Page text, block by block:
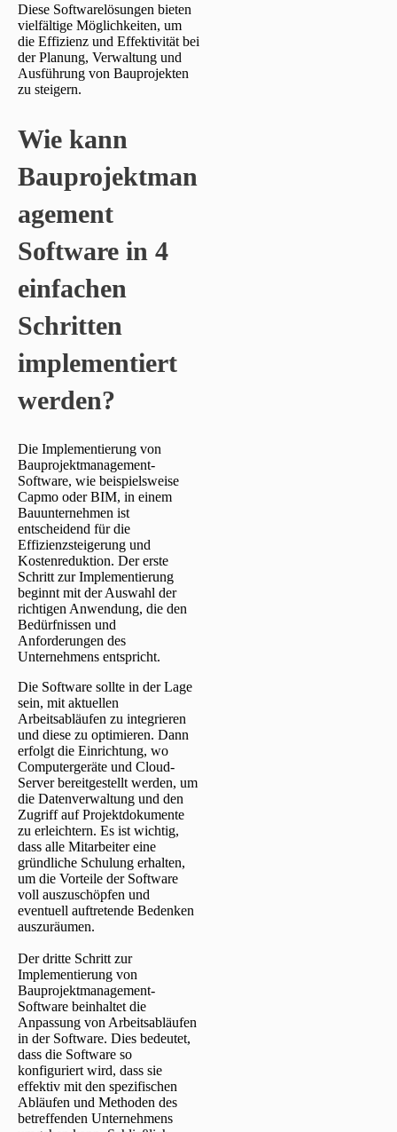
Diese Softwarelösungen bieten
vielfältige Möglichkeiten, um
die Effizienz und Effektivität bei
der Planung, Verwaltung und
Ausführung von Bauprojekten
zu steigern.
Wie kann
Bauprojektman
agement
Software in 4
einfachen
Schritten
implementiert
werden?
Die Implementierung von
Bauprojektmanagement-
Software, wie beispielsweise
Capmo oder BIM, in einem
Bauunternehmen ist
entscheidend für die
Effizienzsteigerung und
Kostenreduktion. Der erste
Schritt zur Implementierung
beginnt mit der Auswahl der
richtigen Anwendung, die den
Bedürfnissen und
Anforderungen des
Unternehmens entspricht.
Die Software sollte in der Lage
sein, mit aktuellen
Arbeitsabläufen zu integrieren
und diese zu optimieren. Dann
erfolgt die Einrichtung, wo
Computergeräte und Cloud-
Server bereitgestellt werden, um
die Datenverwaltung und den
Zugriff auf Projektdokumente
zu erleichtern. Es ist wichtig,
dass alle Mitarbeiter eine
gründliche Schulung erhalten,
um die Vorteile der Software
voll auszuschöpfen und
eventuell auftretende Bedenken
auszuräumen.
Der dritte Schritt zur
Implementierung von
Bauprojektmanagement-
Software beinhaltet die
Anpassung von Arbeitsabläufen
in der Software. Dies bedeutet,
dass die Software so
konfiguriert wird, dass sie
effektiv mit den spezifischen
Abläufen und Methoden des
betreffenden Unternehmens